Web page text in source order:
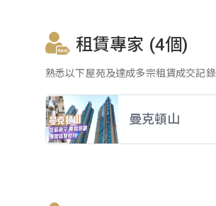
租賃專家 (4個)
熟悉以下屋苑及達成多宗租賃成交記錄
曼克頓山